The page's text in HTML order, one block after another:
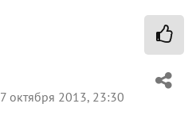
7 октября 2013, 23:30